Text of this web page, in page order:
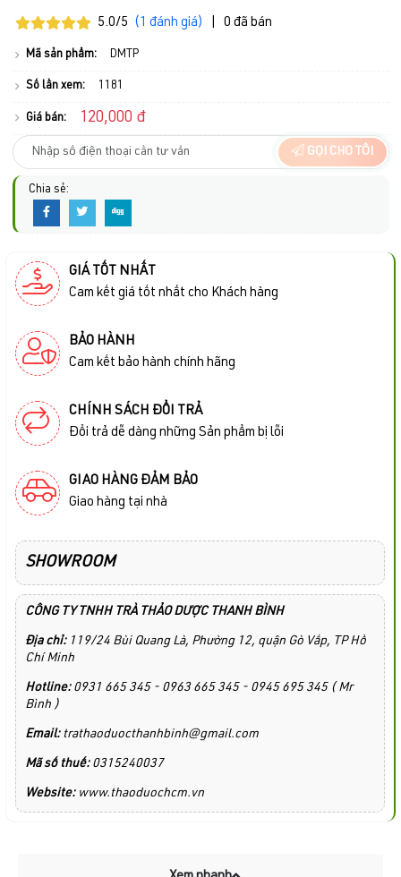
5.0/5 (1 đánh giá) 0 đã bán
Mã sản phẩm: DMTP
Số lần xem: 1181
Giá bán: 120,000 đ
GỌI CHO TÔI
Chia sẻ:
GIÁ TỐT NHẤT
Cam kết giá tốt nhất cho Khách hàng
BẢO HÀNH
Cam kết bảo hành chính hãng
CHÍNH SÁCH ĐỔI TRẢ
Đổi trả dễ dàng những Sản phẩm bị lỗi
GIAO HÀNG ĐẢM BẢO
Giao hàng tại nhà
SHOWROOM
CÔNG TY TNHH TRÀ THẢO DƯỢC THANH BÌNH
Địa chỉ:119/24 Bùi Quang Là, Phường 12, quận Gò Vấp, TP Hồ
Chí Minh
Hotline:0931 665 345 - 0963 665 345 - 0945 695 345 ( Mr
Bình )
Email:trathaoduocthanhbinh@gmail.com
Mã số thuế: 0315240037
Website:www.thaoduochcm.vn